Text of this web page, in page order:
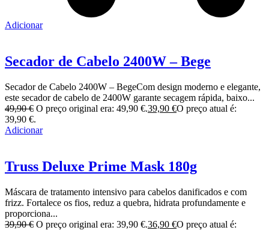
Adicionar
Secador de Cabelo 2400W – Bege
Secador de Cabelo 2400W – BegeCom design moderno e elegante,
este secador de cabelo de 2400W garante secagem rápida, baixo...
49,90€ O preço original era: 49,90 €.39,90 €O preço atual é:
39,90 €.
Adicionar
Truss Deluxe Prime Mask 180g
Máscara de tratamento intensivo para cabelos danificados e com
frizz. Fortalece os fios, reduz a quebra, hidrata profundamente e
proporciona...
39,90€ O preço original era: 39,90 €.36,90 €O preço atual é: